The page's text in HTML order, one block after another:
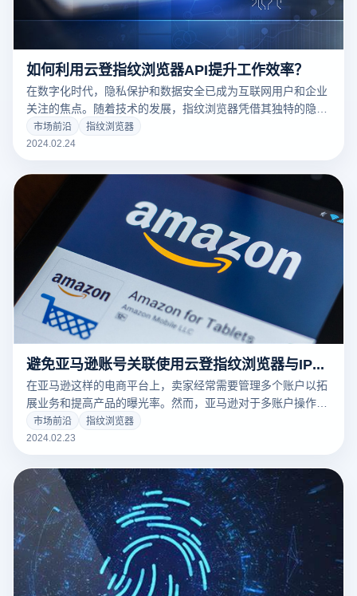
如何利用云登指纹浏览器API提升工作效率？
在数字化时代，隐私保护和数据安全已成为互联网用户和企业
关注的焦点。随着技术的发展，指纹浏览器凭借其独特的隐私
保护功能，逐渐成为了网络安全工具的重要组成部分。特别
是，指纹浏览器的API（应用程序编程接口）功能，为开发者
市场前沿
指纹浏览器
2024.02.24
避免亚马逊账号关联使用云登指纹浏览器与IP代理
在亚马逊这样的电商平台上，卖家经常需要管理多个账户以拓
展业务和提高产品的曝光率。然而，亚马逊对于多账户操作有
着严格的限制，一旦被检测到账户之间存在关联，可能会导致
账户被封禁，从而给卖家带来巨大的损失。为了解决这一问
云登指纹浏览器在这方面提供了极为有效的解决方案。
市场前沿
指纹浏览器
2024.02.23